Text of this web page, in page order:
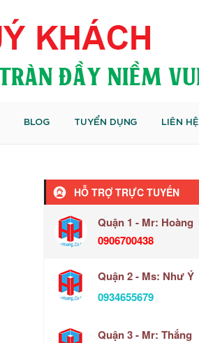
BLOG TUYỂN DỤNG LIÊN HỆ
HỖ TRỢ TRỰC TUYẾN
Quận 1 - Mr: Hoàng
0906700438
Quận 2 - Ms: Như Ý
0934655679
Quận 3 - Mr: Thắng